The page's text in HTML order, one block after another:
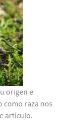
origen e
como raza nos
artículo.